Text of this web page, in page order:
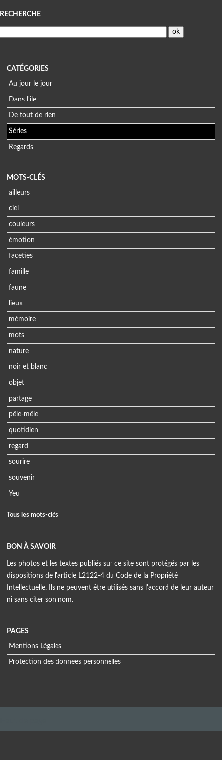
Menu
RECHERCHE
CATÉGORIES
Au jour le jour
Dans l'île
De tout de rien
Séries
Regards
MOTS-CLÉS
ailleurs
ciel
couleurs
émotion
facéties
famille
faune
lieux
mémoire
mots
nature
noir et blanc
objet
partage
pêle-mêle
quotidien
regard
sourire
souvenir
Yeu
Tous les mots-clés
BON À SAVOIR
Les photos et les textes publiés sur ce site sont protégés par les
dispositions de l'article L2122-4 du Code de la Propriété
Intellectuelle. Ils ne peuvent être utilisés sans l'accord de leur auteur
ni sans citer son nom.
PAGES
Mentions Légales
Protection des données personnelles
extra